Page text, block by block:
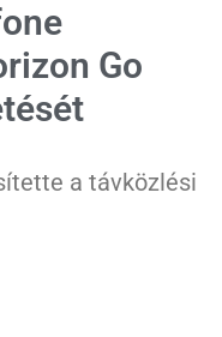
Go
a távközlési